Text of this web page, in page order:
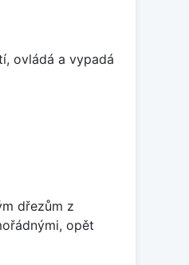
ovládá a vypadá
dřezům z
opět